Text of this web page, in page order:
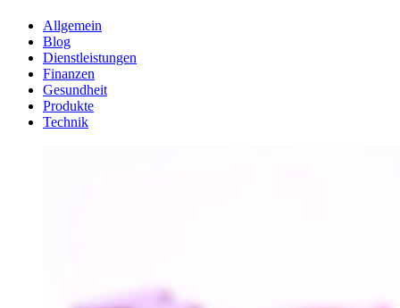
Allgemein
Blog
Dienstleistungen
Finanzen
Gesundheit
Produkte
Technik